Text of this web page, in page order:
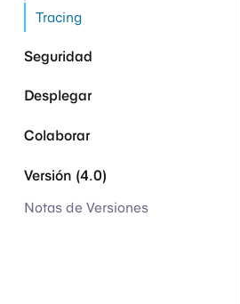
Tracing
Seguridad
Desplegar
Colaborar
Versión (4.0)
Notas de Versiones